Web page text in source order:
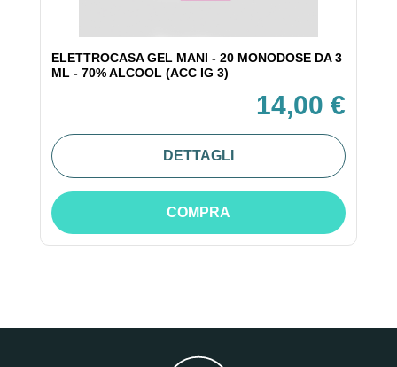
ELETTROCASA GEL MANI - 20 MONODOSE DA 3
ML - 70% ALCOOL (ACC IG 3)
14,00 €
DETTAGLI
COMPRA